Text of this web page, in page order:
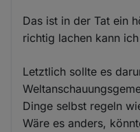
Das ist in der Tat ein
richtig lachen kann
Letztlich sollte es
Dinge selbst regeln
Wäre es anders,